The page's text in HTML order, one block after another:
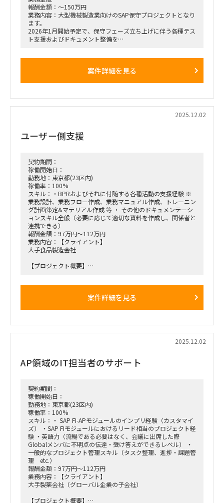
報酬金額：～150万円
業務内容：大型機械製造業向けのSAP保守プロジェクトとなり
ます。
2026年1月開始予定で、保守フェーズ立ち上げに伴う各種テス
ト支援およびドキュメント整備を
• SAP SDコンサルタント：1名
・SAP保守立ち上げに必要な各種ドキュメントの整備
・運用開始に向けた支援業務全般
案件詳細を見る
2025.12.02
ユーザー側支援
契約期間：
稼働開始日：
勤務地：東京都(23区内)
稼働率：100%
スキル：・BPRおよびそれに付随する各種活動の支援経験 ※
業務設計、業務フロー作成、業務マニュアル作成、トレーニン
グ計画策定&マテリアル作成 等 ・ その他のドキュメンテーシ
ョンスキル全般（必要に応じて適切な資料を作成し、関係者と
連携できる）
報酬金額：97万円～112万円
業務内容：【クライアント】
大手食品製造会社
【プロジェクト概要】
・親会社とグローバル展開している本業にかかわる子会社はす
・当該プロジェクトのBiz支援としてUAT実行、業務設計、マ
ニュアル修正等のドキュメンテーション、トレーニング支援を
【期間】
・26年1月以降～終了時期未定（Go Liveは2027年1月予定）
【働き方】
・オンサイト・リモート併用
・ 現状週1日のオンサイト予定（汐留のクライアントオフィ
ス）
案件詳細を見る
2025.12.02
AP領域のIT担当者のサポート
契約期間：
稼働開始日：
勤務地：東京都(23区内)
稼働率：100%
スキル：・ SAP FI-APモジュールのインプリ経験（カスタマイ
ズ） ・SAP FIモジュールにおけるリード相当のプロジェクト経
験 ・英語力（流暢である必要はなく、会議に出席した際
Globalメンバに不明点の伝達・受け答えができるレベル） ・
一般的なプロジェクト管理スキル（タスク整理、進捗・課題管
理 etc.）
報酬金額：97万円～112万円
業務内容：【クライアント】
大手製薬会社（グローバル企業の子会社）
【プロジェクト概要】